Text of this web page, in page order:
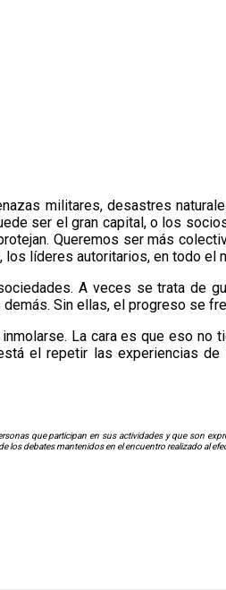
militares, desastres
ser el gran capital, o los
Queremos ser más
líderes autoritarios, en todo el
A veces se trata de
Sin ellas, el progreso se
La cara es que eso
el repetir las experiencias
que participan en sus actividades y que son
debates mantenidos en el encuentro realizado al